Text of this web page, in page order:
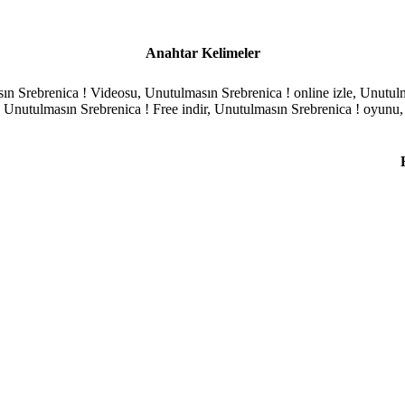
Anahtar Kelimeler
Srebrenica ! Videosu, Unutulmasın Srebrenica ! online izle,
Srebrenica ! Free indir, Unutulmasın Srebrenica !